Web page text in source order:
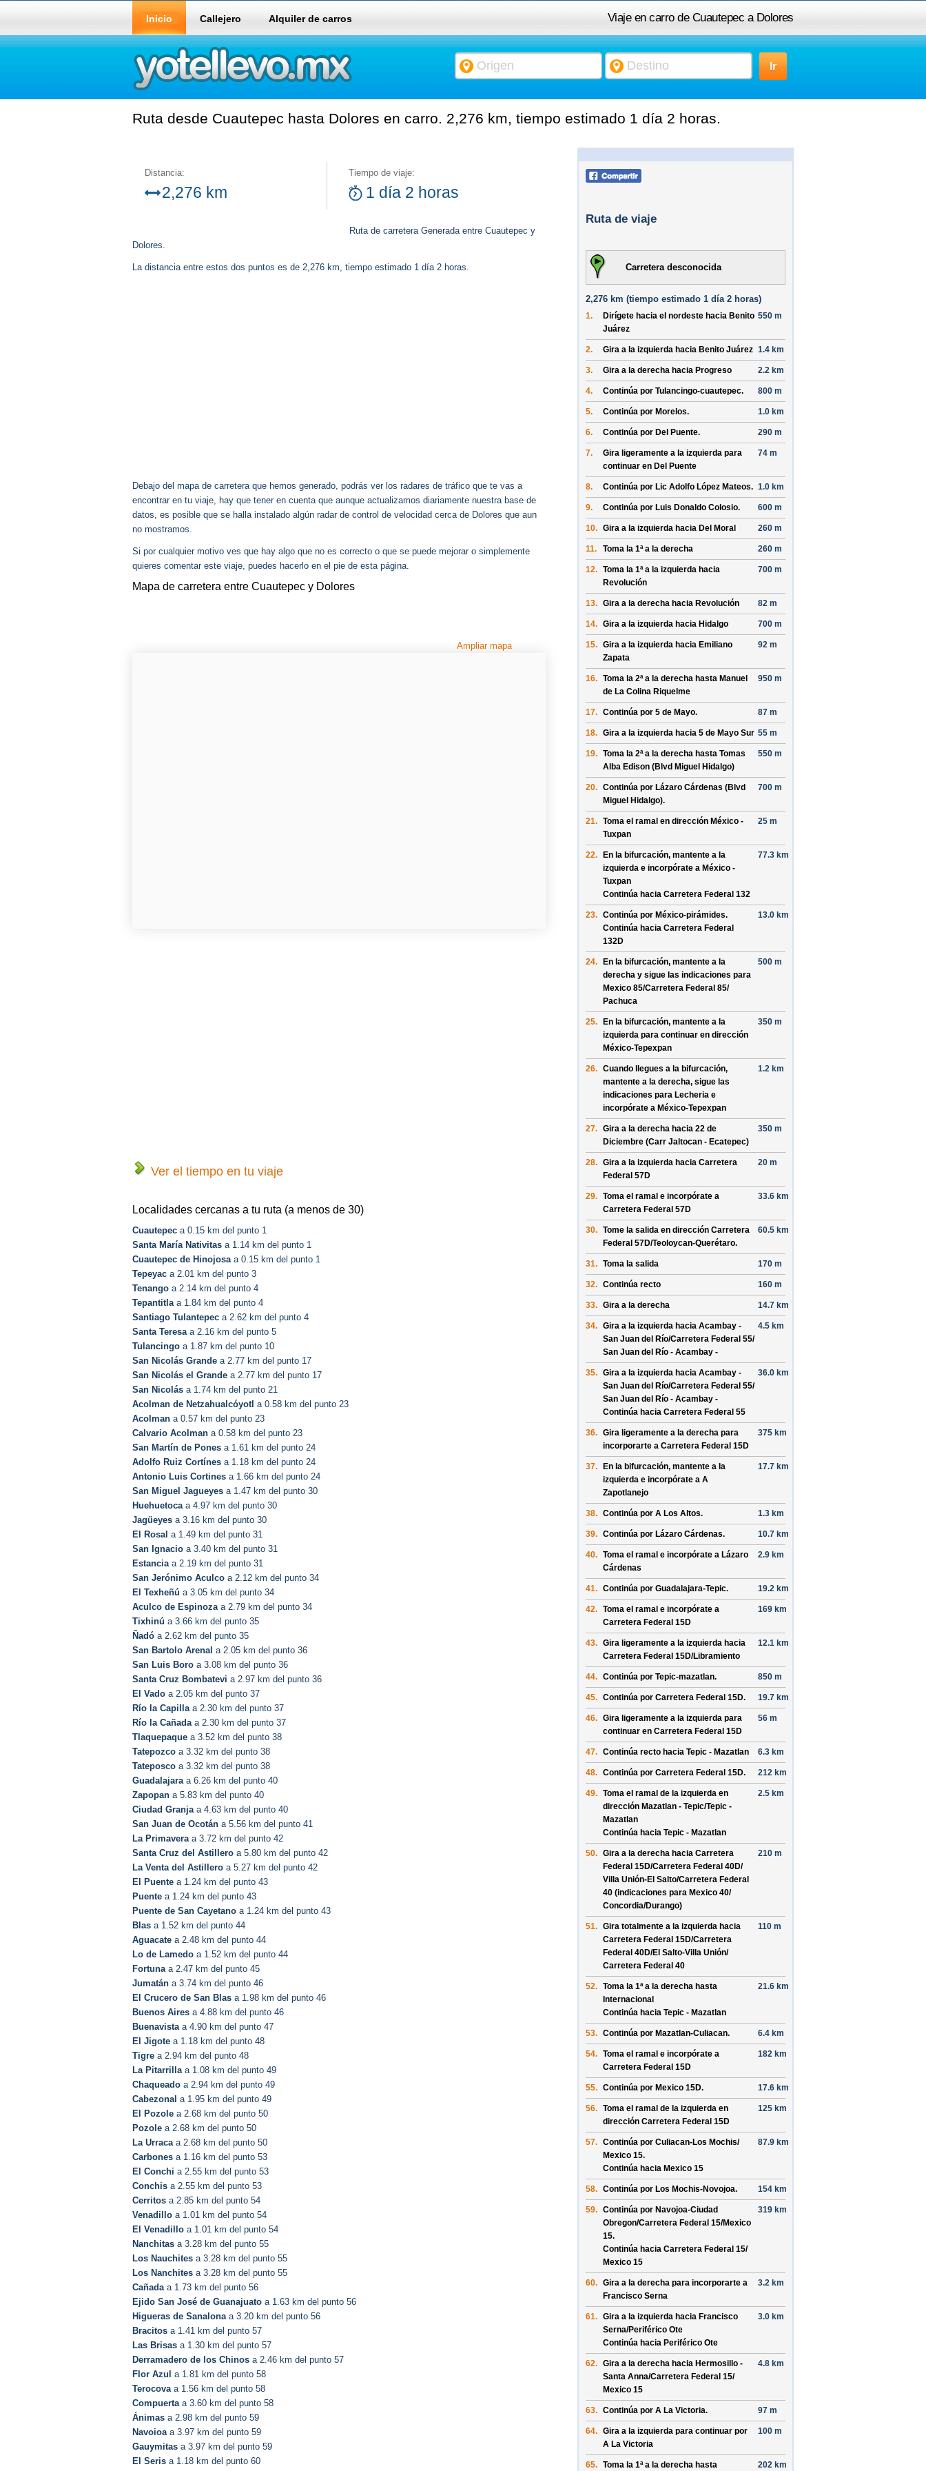
Viaje en carro de Cuautepec a Dolores
Inicio Callejero Alquiler de carros
Ruta desde Cuautepec hasta Dolores en carro. 2,276 km, tiempo estimado 1 día 2 horas.
Distancia:
2,276 km
Tiempo de viaje:
1 día 2 horas
Ruta de carretera Generada entre Cuautepec y
Dolores.
La distancia entre estos dos puntos es de 2,276 km, tiempo estimado 1 día 2 horas.
Debajo del mapa de carretera que hemos generado, podrás ver los radares de tráfico que te vas a
encontrar en tu viaje, hay que tener en cuenta que aunque actualizamos diariamente nuestra base de
datos, es posible que se halla instalado algún radar de control de velocidad cerca de Dolores que aun
no mostramos.
Si por cualquier motivo ves que hay algo que no es correcto o que se puede mejorar o simplemente
quieres comentar este viaje, puedes hacerlo en el pie de esta página.
Mapa de carretera entre Cuautepec y Dolores
Ampliar mapa
Ver el tiempo en tu viaje
Localidades cercanas a tu ruta (a menos de 30)
Cuautepec a 0.15 km del punto 1
Santa María Nativitas a 1.14 km del punto 1
Cuautepec de Hinojosaa 0.15 km del punto 1
Tepeyac a 2.01 km del punto 3
Tenango a 2.14 km del punto 4
Tepantitlaa 1.84 km del punto 4
Santiago Tulantepec a 2.62 km del punto 4
Santa Teresaa 2.16 km del punto 5
Tulancingo a 1.87 km del punto 10
San Nicolás Grande a 2.77 km del punto 17
San Nicolás el Grande a 2.77 km del punto 17
San Nicolás a 1.74 km del punto 21
Acolman de Netzahualcóyotl a 0.58 km del punto 23
Acolman a 0.57 km del punto 23
Calvario Acolman a 0.58 km del punto 23
San Martín de Pones a 1.61 km del punto 24
Adolfo Ruiz Cortínes a 1.18 km del punto 24
Antonio Luis Cortines a 1.66 km del punto 24
San Miguel Jagueyes a 1.47 km del punto 30
Huehuetocaa 4.97 km del punto 30
Jagüeyes a 3.16 km del punto 30
El Rosal a 1.49 km del punto 31
San Ignacio a 3.40 km del punto 31
Estanciaa 2.19 km del punto 31
San Jerónimo Aculco a 2.12 km del punto 34
El Texheñú a 3.05 km del punto 34
Aculco de Espinozaa 2.79 km del punto 34
Tixhinú a 3.66 km del punto 35
Ñadó a 2.62 km del punto 35
San Bartolo Arenal a 2.05 km del punto 36
San Luis Boro a 3.08 km del punto 36
Santa Cruz Bombatevi a 2.97 km del punto 36
El Vado a 2.05 km del punto 37
Río la Capillaa 2.30 km del punto 37
Río la Cañadaa 2.30 km del punto 37
Tlaquepaque a 3.52 km del punto 38
Tatepozco a 3.32 km del punto 38
Tateposco a 3.32 km del punto 38
Guadalajaraa 6.26 km del punto 40
Zapopan a 5.83 km del punto 40
Ciudad Granjaa 4.63 km del punto 40
San Juan de Ocotán a 5.56 km del punto 41
La Primaveraa 3.72 km del punto 42
Santa Cruz del Astillero a 5.80 km del punto 42
La Venta del Astillero a 5.27 km del punto 42
El Puente a 1.24 km del punto 43
Puente a 1.24 km del punto 43
Puente de San Cayetano a 1.24 km del punto 43
Blas a 1.52 km del punto 44
Aguacate a 2.48 km del punto 44
Lo de Lamedo a 1.52 km del punto 44
Fortunaa 2.47 km del punto 45
Jumatán a 3.74 km del punto 46
El Crucero de San Blas a 1.98 km del punto 46
Buenos Aires a 4.88 km del punto 46
Buenavistaa 4.90 km del punto 47
El Jigote a 1.18 km del punto 48
Tigre a 2.94 km del punto 48
La Pitarrillaa 1.08 km del punto 49
Chaqueado a 2.94 km del punto 49
Cabezonal a 1.95 km del punto 49
El Pozole a 2.68 km del punto 50
Pozole a 2.68 km del punto 50
La Urracaa 2.68 km del punto 50
Carbones a 1.16 km del punto 53
El Conchi a 2.55 km del punto 53
Conchis a 2.55 km del punto 53
Cerritos a 2.85 km del punto 54
Venadillo a 1.01 km del punto 54
El Venadillo a 1.01 km del punto 54
Nanchitas a 3.28 km del punto 55
Los Nauchites a 3.28 km del punto 55
Los Nanchites a 3.28 km del punto 55
Cañadaa 1.73 km del punto 56
Ejido San José de Guanajuato a 1.63 km del punto 56
Higueras de Sanalonaa 3.20 km del punto 56
Bracitos a 1.41 km del punto 57
Las Brisas a 1.30 km del punto 57
Derramadero de los Chinos a 2.46 km del punto 57
Flor Azul a 1.81 km del punto 58
Terocovaa 1.56 km del punto 58
Compuertaa 3.60 km del punto 58
Ánimas a 2.98 km del punto 59
Navoioaa 3.97 km del punto 59
Gauymitas a 3.97 km del punto 59
El Seris a 1.18 km del punto 60
Ruta de viaje
Carretera desconocida
2,276 km (tiempo estimado 1 día 2 horas)
1. Dirígete hacia el nordeste hacia Benito
Juárez
550 m
2. Gira a la izquierda hacia Benito Juárez 1.4 km
3. Gira a la derecha hacia Progreso 2.2 km
4. Continúa por Tulancingo-cuautepec. 800 m
5. Continúa por Morelos. 1.0 km
6. Continúa por Del Puente. 290 m
7.
Gira ligeramente a la izquierda para
continuar en Del Puente
74 m
8. Continúa por Lic Adolfo López Mateos. 1.0 km
9. Continúa por Luis Donaldo Colosio. 600 m
10. Gira a la izquierda hacia Del Moral 260 m
11. Toma la 1ª a la derecha 260 m
12. Toma la 1ª a la izquierda hacia
Revolución
700 m
13. Gira a la derecha hacia Revolución 82 m
14. Gira a la izquierda hacia Hidalgo 700 m
15. Gira a la izquierda hacia Emiliano
Zapata
92 m
16. Toma la 2ª a la derecha hasta Manuel
de La Colina Riquelme
950 m
17. Continúa por 5 de Mayo. 87 m
18. Gira a la izquierda hacia 5 de Mayo Sur 55 m
19. Toma la 2ª a la derecha hasta Tomas
Alba Edison (Blvd Miguel Hidalgo)
550 m
20. Continúa por Lázaro Cárdenas (Blvd
Miguel Hidalgo).
700 m
21. Toma el ramal en dirección México -
Tuxpan
25 m
22.
En la bifurcación, mantente a la
izquierda e incorpórate a México -
Tuxpan
Continúa hacia Carretera Federal 132
77.3 km
23. Continúa por México-pirámides.
Continúa hacia Carretera Federal
132D
13.0 km
24.
En la bifurcación, mantente a la
derecha y sigue las indicaciones para
Mexico 85/Carretera Federal 85/
Pachuca
500 m
25.
En la bifurcación, mantente a la
izquierda para continuar en dirección
México-Tepexpan
350 m
26. Cuando llegues a la bifurcación,
mantente a la derecha, sigue las
indicaciones para Lecheria e
incorpórate a México-Tepexpan
1.2 km
27. Gira a la derecha hacia 22 de
Diciembre (Carr Jaltocan - Ecatepec)
350 m
28. Gira a la izquierda hacia Carretera
Federal 57D
20 m
29. Toma el ramal e incorpórate a
Carretera Federal 57D
33.6 km
30. Tome la salida en dirección Carretera
Federal 57D/Teoloycan-Querétaro.
60.5 km
31. Toma la salida 170 m
32. Continúa recto 160 m
33. Gira a la derecha 14.7 km
34. Gira a la izquierda hacia Acambay -
San Juan del Río/Carretera Federal 55/
San Juan del Río - Acambay -
4.5 km
35. Gira a la izquierda hacia Acambay -
San Juan del Río/Carretera Federal 55/
San Juan del Río - Acambay -
Continúa hacia Carretera Federal 55
36.0 km
36. Gira ligeramente a la derecha para
incorporarte a Carretera Federal 15D
375 km
37.
En la bifurcación, mantente a la
izquierda e incorpórate a A
Zapotlanejo
17.7 km
38. Continúa por A Los Altos. 1.3 km
39. Continúa por Lázaro Cárdenas. 10.7 km
40. Toma el ramal e incorpórate a Lázaro
Cárdenas
2.9 km
41. Continúa por Guadalajara-Tepic. 19.2 km
42. Toma el ramal e incorpórate a
Carretera Federal 15D
169 km
43. Gira ligeramente a la izquierda hacia
Carretera Federal 15D/Libramiento
12.1 km
44. Continúa por Tepic-mazatlan. 850 m
45. Continúa por Carretera Federal 15D. 19.7 km
46. Gira ligeramente a la izquierda para
continuar en Carretera Federal 15D
56 m
47. Continúa recto hacia Tepic - Mazatlan 6.3 km
48. Continúa por Carretera Federal 15D. 212 km
49. Toma el ramal de la izquierda en
dirección Mazatlan - Tepic/Tepic -
Mazatlan
Continúa hacia Tepic - Mazatlan
2.5 km
50. Gira a la derecha hacia Carretera
Federal 15D/Carretera Federal 40D/
Villa Unión-El Salto/Carretera Federal
40 (indicaciones para Mexico 40/
Concordia/Durango)
210 m
51. Gira totalmente a la izquierda hacia
Carretera Federal 15D/Carretera
Federal 40D/El Salto-Villa Unión/
Carretera Federal 40
110 m
52. Toma la 1ª a la derecha hasta
Internacional
Continúa hacia Tepic - Mazatlan
21.6 km
53. Continúa por Mazatlan-Culiacan. 6.4 km
54. Toma el ramal e incorpórate a
Carretera Federal 15D
182 km
55. Continúa por Mexico 15D. 17.6 km
56. Toma el ramal de la izquierda en
dirección Carretera Federal 15D
125 km
57. Continúa por Culiacan-Los Mochis/
Mexico 15.
Continúa hacia Mexico 15
87.9 km
58. Continúa por Los Mochis-Novojoa. 154 km
59. Continúa por Navojoa-Ciudad
Obregon/Carretera Federal 15/Mexico
15.
Continúa hacia Carretera Federal 15/
Mexico 15
319 km
60. Gira a la derecha para incorporarte a
Francisco Serna
3.2 km
61. Gira a la izquierda hacia Francisco
Serna/Periférico Ote
Continúa hacia Periférico Ote
3.0 km
62. Gira a la derecha hacia Hermosillo -
Santa Anna/Carretera Federal 15/
Mexico 15
4.8 km
63. Continúa por A La Victoria. 97 m
64. Gira a la izquierda para continuar por
A La Victoria
100 m
65. Toma la 1ª a la derecha hasta 202 km